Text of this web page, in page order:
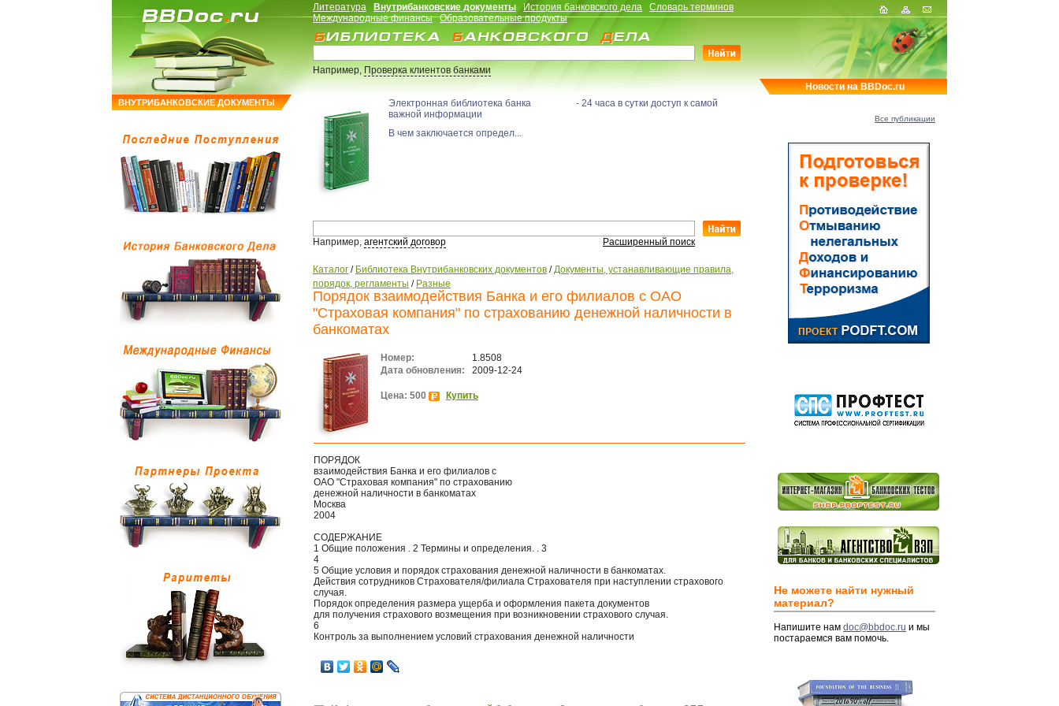
ВНУТРИБАНКОВСКИЕ ДОКУМЕНТЫ
Литература Внутрибанковские документы История банковского дела
Словарь терминов
Международные финансы
Образовательные продукты
Например,Проверка клиентов банками
Электронная библиотека банка - 24 часа в сутки доступ к самой
важной информации
В чем заключается определ...
Например, агентский договор Расширенный поиск
Каталог / Библиотека Внутрибанковских документов /Документы, устанавливающие правила,
порядок, регламенты / Разные
Порядок взаимодействия Банка и его филиалов с ОАО
"Страховая компания" по страхованию денежной наличности в
банкоматах
Номер:
1.8508
Дата обновления:
2009-12-24
Цена: 500 Купить
ПОРЯДОК
взаимодействия Банка и его филиалов с
ОАО "Страховая компания" по страхованию
денежной наличности в банкоматах
Москва
2004
СОДЕРЖАНИЕ
1 Общие положения . 2 Термины и определения. . 3
4
5 Общие условия и порядок страхования денежной наличности в банкоматах.
Действия сотрудников Страхователя/филиала Страхователя при наступлении страхового
случая.
Порядок определения размера ущерба и оформления пакета документов
для получения страхового возмещения при возникновении страхового случая.
6
Контроль за выполнением условий страхования денежной наличности
Новости на BBDoc.ru
Все публикации
Не можете найти нужный
материал?
Напишите нам doc@bbdoc.ru и мы
постараемся вам помочь.